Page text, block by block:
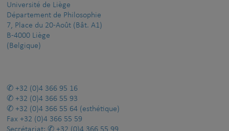
Université de Liège
Département de Philosophie
7, Place du 20-Août (Bât. A1)
B-4000 Liège
(Belgique)
+32 (0)4 366 95 16
+32 (0)4 366 55 93
+32 (0)4 366 55 64 (esthétique)
Fax +32 (0)4 366 55 59